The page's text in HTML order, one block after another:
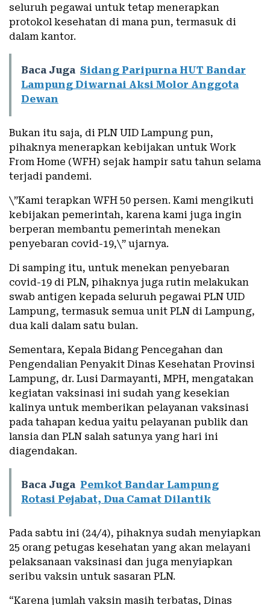
seluruh pegawai untuk tetap menerapkan
protokol kesehatan di mana pun, termasuk di
dalam kantor.
Baca Juga Sidang Paripurna HUT Bandar
Lampung Diwarnai Aksi Molor Anggota
Dewan
Bukan itu saja, di PLN UID Lampung pun,
pihaknya menerapkan kebijakan untuk Work
From Home (WFH) sejak hampir satu tahun selama
terjadi pandemi.
\”Kami terapkan WFH 50 persen. Kami mengikuti
kebijakan pemerintah, karena kami juga ingin
berperan membantu pemerintah menekan
penyebaran covid-19,\” ujarnya.
Di samping itu, untuk menekan penyebaran
covid-19 di PLN, pihaknya juga rutin melakukan
swab antigen kepada seluruh pegawai PLN UID
Lampung, termasuk semua unit PLN di Lampung,
dua kali dalam satu bulan.
Sementara, Kepala Bidang Pencegahan dan
Pengendalian Penyakit Dinas Kesehatan Provinsi
Lampung, dr. Lusi Darmayanti, MPH, mengatakan
kegiatan vaksinasi ini sudah yang kesekian
kalinya untuk memberikan pelayanan vaksinasi
pada tahapan kedua yaitu pelayanan publik dan
lansia dan PLN salah satunya yang hari ini
diagendakan.
Baca Juga Pemkot Bandar Lampung
Rotasi Pejabat, Dua Camat Dilantik
Pada sabtu ini (24/4), pihaknya sudah menyiapkan
25 orang petugas kesehatan yang akan melayani
pelaksanaan vaksinasi dan juga menyiapkan
seribu vaksin untuk sasaran PLN.
“Karena jumlah vaksin masih terbatas, Dinas